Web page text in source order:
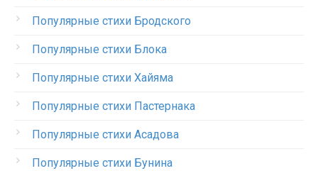
Популярные стихи Бродского
Популярные стихи Блока
Популярные стихи Хайяма
Популярные стихи Пастернака
Популярные стихи Асадова
Популярные стихи Бунина